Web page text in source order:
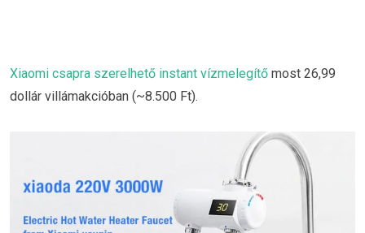
Xiaomi csapra szerelhető instant vízmelegítő most 26,99
dollár villámakcióban (~8.500 Ft).